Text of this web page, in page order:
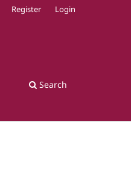
Search
Register Login